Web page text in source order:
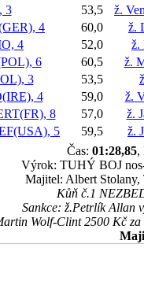
3 53,5
ž.
4 60,0
ž.
4 52,0
ž.
6 60,5
ž.
3 53,5
4 59,0
ž.
8 57,0
ž.
5 59,5
ž.
Čas: 01:28,85,
Výrok: TUHÝ BOJ
Majitel: Albert
Kůň č.1
Sankce: ž.Petrlík Allan
Wolf-Clint 2500 Kč